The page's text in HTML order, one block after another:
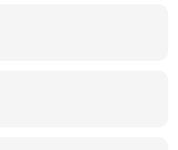
компании ответил
сбора документов и
После обращения в
остались только